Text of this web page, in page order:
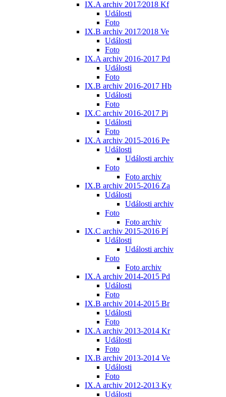
IX.A archiv 2017⁄2018 Kf
Události
Foto
IX.B archiv 2017⁄2018 Ve
Události
Foto
IX.A archiv 2016-2017 Pd
Události
Foto
IX.B archiv 2016-2017 Hb
Události
Foto
IX.C archiv 2016-2017 Pi
Události
Foto
IX.A archiv 2015-2016 Pe
Události
Události archiv
Foto
Foto archiv
IX.B archiv 2015-2016 Za
Události
Události archiv
Foto
Foto archiv
IX.C archiv 2015-2016 Pí
Události
Události archiv
Foto
Foto archiv
IX.A archiv 2014-2015 Pd
Události
Foto
IX.B archiv 2014-2015 Br
Události
Foto
IX.A archiv 2013-2014 Kr
Události
Foto
IX.B archiv 2013-2014 Ve
Události
Foto
IX.A archiv 2012-2013 Ky
Události